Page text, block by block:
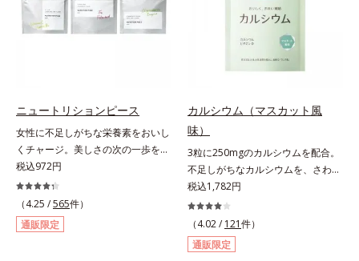
ニュートリションピース
女性に不足しがちな栄養素をおいし
くチャージ。美しさの次の一歩を引
き出すタブレット。現代女性に不足
しがちな栄養素に着目。ぽいっとひ
と口補いやすい６種類の「キレイの
素」、タブレットタイプのサプリメ
ントシリーズです。女性の不足栄養
税込972円
（4.25 /565件）
通販限定
カルシウム（マスカット風
味）
3粒に250mgのカルシウムを配合。
不足しがちなカルシウムを、さわや
かな甘さのマスカット風味で。3粒
にお魚約4.5尾分（*1）のカルシウ
ムを配合したタブレット。どんどん
不足していくカルシウムを、手軽に
おいしくチャージできる、さわやか
税込1,782円
（4.02 / 121件）
通販限定